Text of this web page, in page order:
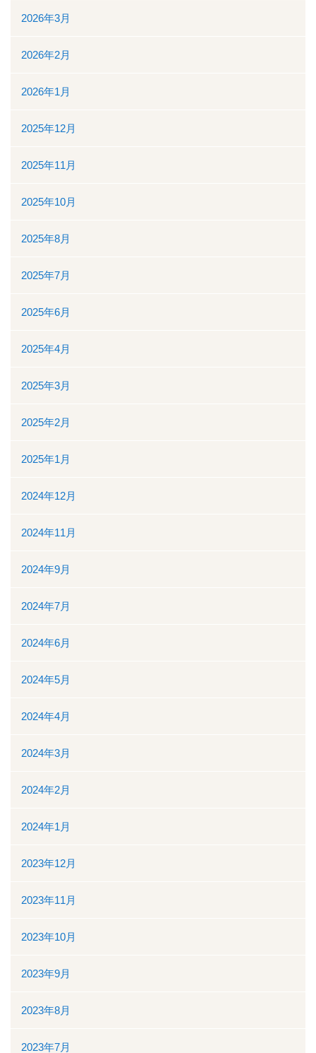
部門について
消化器センター
透析室
看護部
検査部
薬剤部
放射線科部
リハビリテーション課
訪問看護ステーション・居宅介護支援事業所
医事課
臨床工学課
地域医療連携
地域医療連携の業務
患者様の紹介
医療福祉相談
高額医療機器共同利用
関係医療機関
セカンドオピニオン外来
採用情報
その他のこと
ボランティアの募集
リンク
交通案内
2026年3月
2026年2月
2026年1月
2025年12月
2025年11月
2025年10月
2025年8月
2025年7月
2025年6月
2025年4月
2025年3月
2025年2月
2025年1月
2024年12月
2024年11月
2024年9月
2024年7月
2024年6月
2024年5月
2024年4月
2024年3月
2024年2月
2024年1月
2023年12月
2023年11月
2023年10月
2023年9月
2023年8月
2023年7月